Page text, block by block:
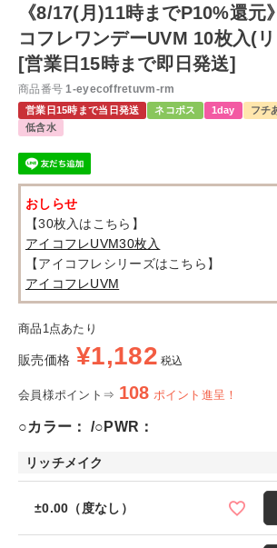
《8/17(月)11時までP10%還元
コフレワンデーUVM 10枚入(
[営業日15時まで即日発送]
商品番号 1-eyecoffretuvm-rm
営業日15時まで当日発送 ネコポス 1day フチ
低含水
おしらせ
【30枚入はこちら】
アイコフレUVM30枚入
【アイコフレシリーズはこちら】
アイコフレUVM
商品1点あたり
販売価格 ¥1,182 税込
会員様ポイント⇒ 108 ポイント進呈！
○カラー： ○PWR：
リッチメイク
±0.00（度なし）